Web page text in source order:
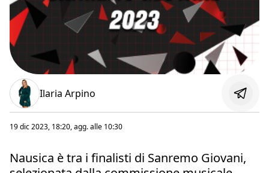
Ilaria Arpino
19 dic 2023, 18:20, agg. alle 10:30
Nausica è tra i finalisti di Sanremo Giovani,